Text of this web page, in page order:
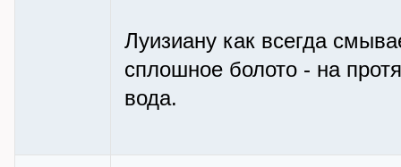
Луизиану как всегда
сплошное болото - на
вода.